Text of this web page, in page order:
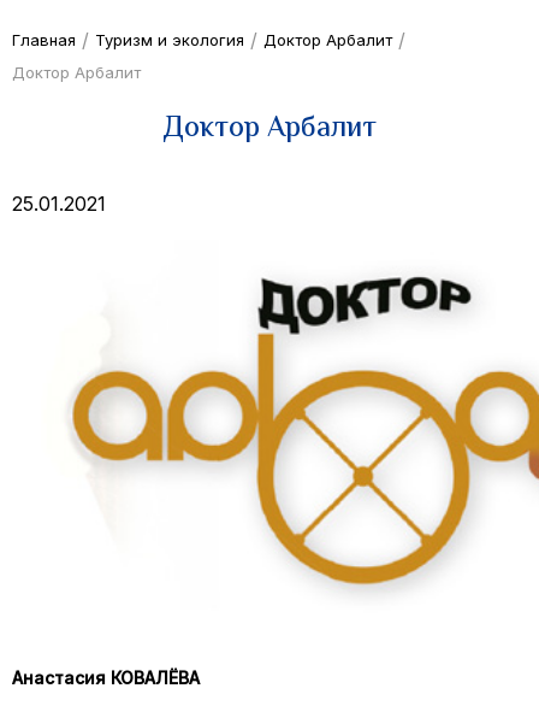
Главная / Туризм и экология / Доктор Арбалит /
Доктор Арбалит
Доктор Арбалит
25.01.2021
Анастасия КОВАЛЁВА